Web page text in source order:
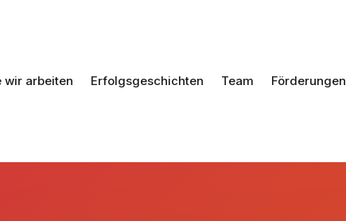
wir arbeiten Erfolgsgeschichten Team Förderungen